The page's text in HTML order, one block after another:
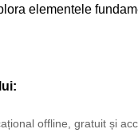
elementele
offline, gratuit și